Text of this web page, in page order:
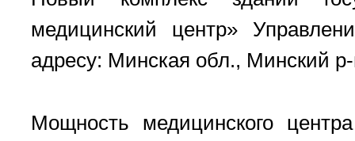
медицинский центр»
адресу: Минская обл., Минский
Мощность медицинского